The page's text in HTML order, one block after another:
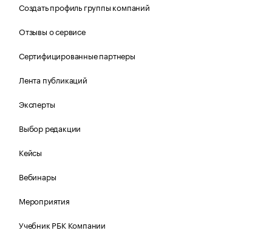
Создать профиль группы компаний
Отзывы о сервисе
Сертифицированные партнеры
Лента публикаций
Эксперты
Выбор редакции
Кейсы
Вебинары
Мероприятия
Учебник РБК Компании